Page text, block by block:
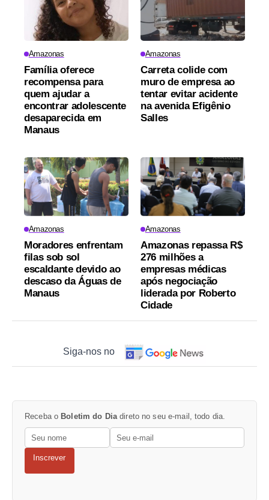
Amazonas
Família oferece
recompensa para
quem ajudar a
encontrar adolescente
desaparecida em
Manaus
Amazonas
Carreta colide com
muro de empresa ao
tentar evitar acidente
na avenida Efigênio
Salles
Amazonas
Moradores enfrentam
filas sob sol
escaldante devido ao
descaso da Águas de
Manaus
Amazonas
Amazonas repassa R$
276 milhões a
empresas médicas
após negociação
liderada por Roberto
Cidade
Siga-nos no
Receba o Boletim do Dia direto no seu e-mail, todo dia.
Inscrever